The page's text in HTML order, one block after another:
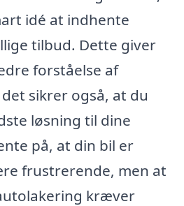
idé at indhente
tilbud. Dette giver
forståelse af
sikrer også, at du
løsning til dine
på, at din bil er
frustrerende, men at
kræver